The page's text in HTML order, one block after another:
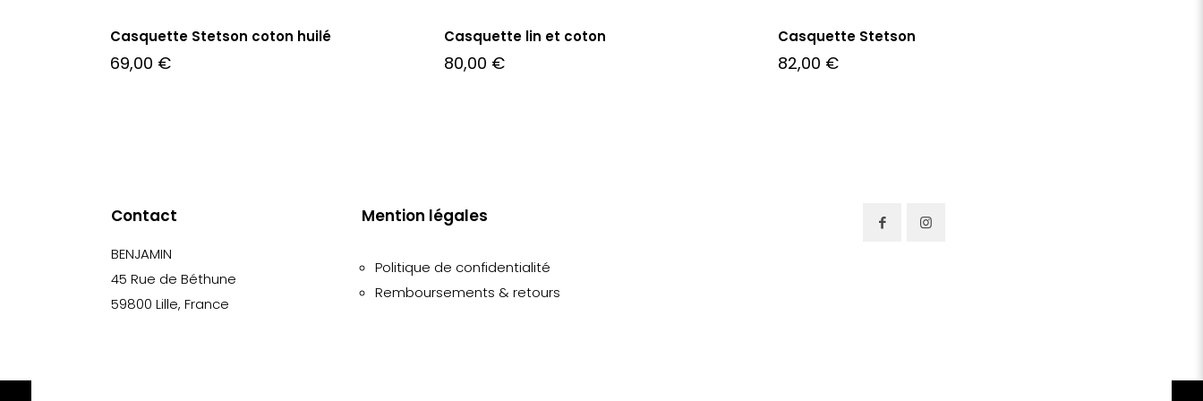
Casquette Stetson coton huilé
69,00 €
Casquette lin et coton
80,00 €
Casquette Stetson
82,00 €
Contact
BENJAMIN
45 Rue de Béthune
59800 Lille, France
Mention légales
Politique de confidentialité
Remboursements & retours